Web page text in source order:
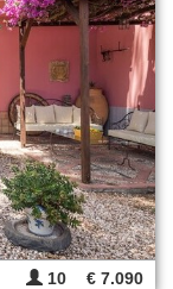
10 € 7.090